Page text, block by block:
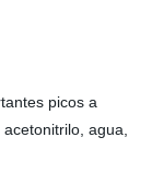
picos a
agua,